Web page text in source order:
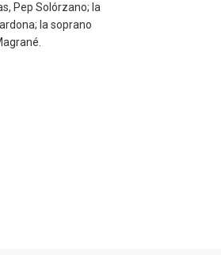
Pep Solórzano; la
la soprano